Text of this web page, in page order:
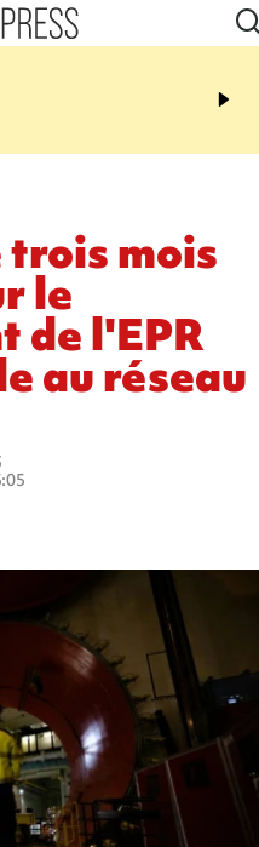
12:03
commerciales - 160
pour 10 jours de
trois mois
le
de l'EPR
au réseau